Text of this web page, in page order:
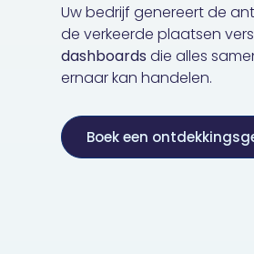
Uw bedrijf genereert de
de verkeerde plaatsen
dashboards die alles
ernaar kan handelen.
Boek een